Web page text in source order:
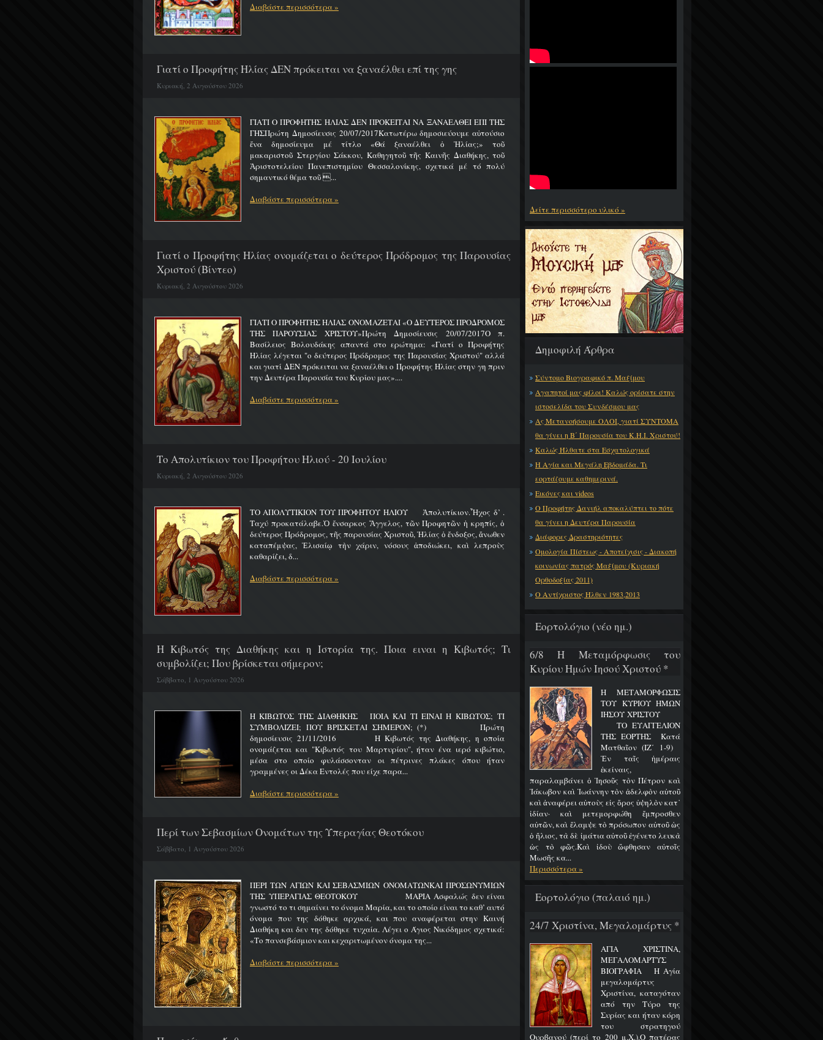
Δείτε περισσότερο υλικό »
Δημοφιλή Άρθρα
Σύντομο Βιογραφικό π. Μαξίμου
Αγαπητοί μας φίλοι! Καλώς ορίσατε στην
ιστοσελίδα του Συνδέσμου μας
Ας Μετανοήσουμε ΟΛΟΙ, γιατί ΣΥΝΤΟΜΑ
θα γίνει η Β΄ Παρουσία του Κ.Η.Ι. Χριστού!
Καλώς Ήλθατε στα Εσχατολογικά
Η Αγία και Μεγάλη Εβδομάδα. Τι
εορτάζουμε καθημερινά.
Εικόνες και videos
Ο Προφήτης Δανιήλ αποκαλύπτει το πότε
θα γίνει η Δευτέρα Παρουσία
Διάφορες Δραστηριότητες
Ομολογία Πίστεως - Αποτείχισις - Διακοπή
κοινωνίας πατρός Μαξίμου (Κυριακή
Ορθοδοξίας 2011)
Ο Αντίχριστος Ήλθεν 1983,2013
Εορτολόγιο (νέο ημ.)
6/8 Η Μεταμόρφωσις του
Κυρίου Ημών Ιησού Χριστού *
Η ΜΕΤΑΜΟΡΦΩΣΙΣ
ΤΟΥ ΚΥΡΙΟΥ ΗΜΩΝ
ΙΗΣΟΥ ΧΡΙΣΤΟΥ
ΤΟ ΕΥΑΓΓΕΛΙΟΝ
ΤΗΣ ΕΟΡΤΗΣ Κατά
Ματθαῖον (ΙΖ΄ 1-9)
Ἐν ταῖς ἡμέραις
ἐκείναις,
παραλαμβάνει ὁ Ἰησοῦς τὸν Πέτρον καὶ
Ἰάκωβον καὶ Ἰωάννην τὸν ἀδελφὸν αὐτοῦ
καὶ ἀναφέρει αὐτοὺς εἰς ὄρος ὑψηλὸν κατ᾿
ἰδίαν· καὶ μετεμορφώθη ἔμπροσθεν
αὐτῶν, καὶ ἔλαμψε τὸ πρόσωπον αὐτοῦ ὡς
ὁ ἥλιος, τὰ δὲ ἱμάτια αὐτοῦ ἐγένετο λευκὰ
ὡς τὸ φῶς.Καὶ ἰδοὺ ὤφθησαν αὐτοῖς
Μωσῆς κα...
Περισσότερα »
Εορτολόγιο (παλαιό ημ.)
24/7 Χριστίνα, Μεγαλομάρτυς *
ΑΓΙΑ ΧΡΙΣΤΙΝΑ,
ΜΕΓΑΛΟΜΑΡΤΥΣ
ΒΙΟΓΡΑΦΙΑ Η Αγία
μεγαλομάρτυς
Χριστίνα, καταγόταν
από την Τύρο της
Συρίας και ήταν κόρη
του στρατηγού
Ουρβανού (περί το 200 μ.Χ.).Ο πατέρας
Διαβάστε περισσότερα »
Γιατί ο Προφήτης Ηλίας ΔΕΝ πρόκειται να ξαναέλθει επί της γης
Κυριακή, 2 Αυγούστου 2026
ΓΙΑΤΙ Ο ΠΡΟΦΗΤΗΣ ΗΛΙΑΣ ΔΕΝ ΠΡΟΚΕΙΤΑΙ ΝΑ ΞΑΝΑΕΛΘΕΙ ΕΠΙ ΤΗΣ
ΓΗΣΠρώτη Δημοσίευσις 20/07/2017Κατωτέρω δημοσιεύουμε αὐτούσιο
ἕνα δημοσίευμα μέ τίτλο «Θά ξαναέλθει ὁ Ἠλίας;» τοῦ
μακαριστοῦ Στεργίου Σάκκου, Καθηγητοῦ τῆς Καινῆς Διαθήκης, τοῦ
Ἀριστοτελείου Πανεπιστημίου Θεσσαλονίκης, σχετικά μέ τό πολύ
σημαντικό θέμα τοῦ ...
Διαβάστε περισσότερα »
Γιατί ο Προφήτης Ηλίας ονομάζεται ο δεύτερος Πρόδρομος της Παρουσίας
Χριστού (Βίντεο)
Κυριακή, 2 Αυγούστου 2026
ΓΙΑΤΙ Ο ΠΡΟΦΗΤΗΣ ΗΛΙΑΣ ΟΝΟΜΑΖΕΤΑΙ «Ο ΔΕΥΤΕΡΟΣ ΠΡΟΔΡΟΜΟΣ
ΤΗΣ ΠΑΡΟΥΣΙΑΣ ΧΡΙΣΤΟΥ»Πρώτη Δημοσίευσις 20/07/2017Ο π.
Βασίλειος Βολουδάκης απαντά στο ερώτημα: «Γιατί ο Προφήτης
Ηλίας λέγεται "ο δεύτερος Πρόδρομος της Παρουσίας Χριστού" αλλά
και γιατί ΔΕΝ πρόκειται να ξαναέλθει ο Προφήτης Ηλίας στην γη πριν
την Δευτέρα Παρουσία του Κυρίου μας»....
Διαβάστε περισσότερα »
Το Απολυτίκιον του Προφήτου Ηλιού - 20 Ιουλίου
Κυριακή, 2 Αυγούστου 2026
ΤΟ ΑΠΟΛΥΤΙΚΙΟΝ ΤΟΥ ΠΡΟΦΗΤΟΥ ΗΛΙΟΥ Ἀπολυτίκιον.Ἦχος δ’ .
Ταχύ προκατάλαβε.Ὁ ἔνσαρκος Ἄγγελος, τῶν Προφητῶν ἡ κρηπίς, ὁ
δεύτερος Πρόδρομος, τῆς παρουσίας Χριστοῦ, Ἠλίας ὁ ἔνδοξος, ἄνωθεν
καταπέμψας, Ἐλισαίῳ τὴν χάριν, νόσους ἀποδιώκει, καὶ λεπροὺς
καθαρίζει, δ...
Διαβάστε περισσότερα »
H Κιβωτός της Διαθήκης και η Ιστορία της. Ποια ειναι η Κιβωτός; Τι
συμβολίζει; Που βρίσκεται σήμερον;
Σάββατο, 1 Αυγούστου 2026
Η ΚΙΒΩΤΟΣ ΤΗΣ ΔΙΑΘΗΚΗΣ ΠΟΙΑ ΚΑΙ ΤΙ ΕΙΝΑΙ Η ΚΙΒΩΤΟΣ; ΤΙ
ΣΥΜΒΟΛΙΖΕΙ; ΠΟΥ ΒΡΙΣΚΕΤΑΙ ΣΗΜΕΡΟΝ; (*) Πρώτη
δημοσίευσις 21/11/2016 Η Κιβωτός της Διαθήκης, η οποία
ονομάζεται και "Κιβωτός του Μαρτυρίου", ήταν ένα ιερό κιβώτιο,
μέσα στο οποίο φυλάσσονταν οι πέτρινες πλάκες όπου ήταν
γραμμένες οι Δέκα Εντολές που είχε παρα...
Διαβάστε περισσότερα »
Περί των Σεβασμίων Ονομάτων της Υπεραγίας Θεοτόκου
Σάββατο, 1 Αυγούστου 2026
ΠΕΡΙ ΤΩΝ ΑΓΙΩΝ ΚΑΙ ΣΕΒΑΣΜΙΩΝ ΟΝΟΜΑΤΩΝΚΑΙ ΠΡΟΣΩΝΥΜΙΩΝ
ΤΗΣ ΥΠΕΡΑΓΙΑΣ ΘΕΟΤΟΚΟΥ ΜΑΡΙΑ Ασφαλώς δεν είναι
γνωστό το τι σημαίνει το όνομα Μαρία, και το οποίο είναι το καθ’ αυτό
όνομα που της δόθηκε αρχικά, και που αναφέρεται στην Καινή
Διαθήκη και δεν της δόθηκε τυχαία. Λέγει ο Άγιος Νικόδημος σχετικά:
«Το πανσεβάσμιον και κεχαριτωμένον όνομα της...
Διαβάστε περισσότερα »